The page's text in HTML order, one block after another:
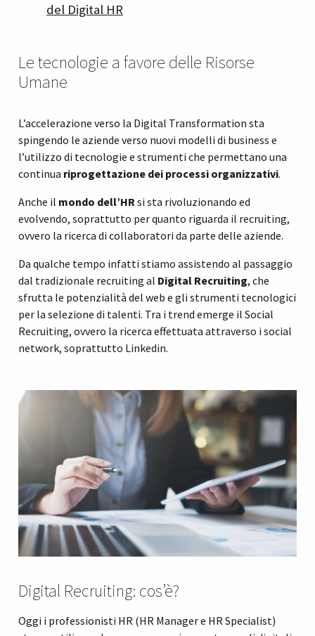
del Digital HR
Le tecnologie a favore delle Risorse
Umane
L’accelerazione verso la Digital Transformation sta
spingendo le aziende verso nuovi modelli di business e
l’utilizzo di tecnologie e strumenti che permettano una
continua riprogettazione dei processi organizzativi.
Anche il mondo dell’HR si sta rivoluzionando ed
evolvendo, soprattutto per quanto riguarda il recruiting,
ovvero la ricerca di collaboratori da parte delle aziende.
Da qualche tempo infatti stiamo assistendo al passaggio
dal tradizionale recruiting al Digital Recruiting, che
sfrutta le potenzialità del web e gli strumenti tecnologici
per la selezione di talenti. Tra i trend emerge il Social
Recruiting, ovvero la ricerca effettuata attraverso i social
network, soprattutto Linkedin.
Digital Recruiting: cos’è?
Oggi i professionisti HR (HR Manager e HR Specialist)